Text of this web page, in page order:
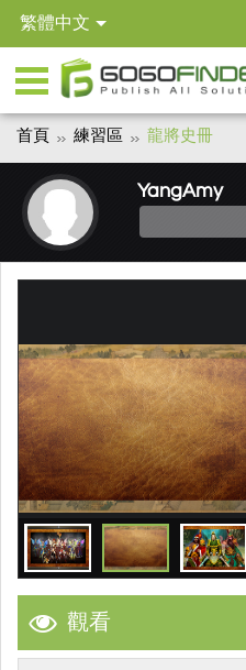
繁體中文
首頁 練習區 龍將史冊
YangAmy
觀看